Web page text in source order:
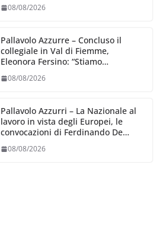
08/08/2026
Pallavolo Azzurre – Concluso il
collegiale in Val di Fiemme,
Eleonora Fersino: “Stiamo
dove poter migliorare”.
08/08/2026
Pallavolo Azzurri – La Nazionale al
lavoro in vista degli Europei, le
convocazioni di Ferdinando De
08/08/2026